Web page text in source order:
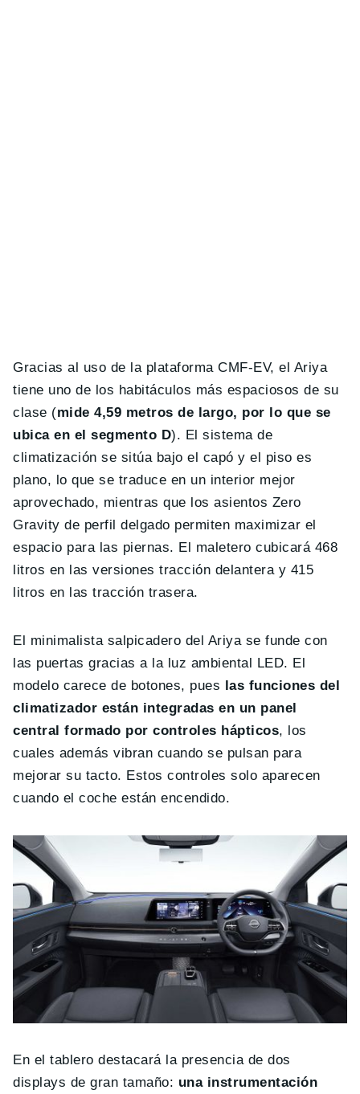
Gracias al uso de la plataforma CMF-EV, el Ariya
tiene uno de los habitáculos más espaciosos de su
clase (mide 4,59 metros de largo, por lo que se
ubica en el segmento D). El sistema de
climatización se sitúa bajo el capó y el piso es
plano, lo que se traduce en un interior mejor
aprovechado, mientras que los asientos Zero
Gravity de perfil delgado permiten maximizar el
espacio para las piernas. El maletero cubicará 468
litros en las versiones tracción delantera y 415
litros en las tracción trasera.
El minimalista salpicadero del Ariya se funde con
las puertas gracias a la luz ambiental LED. El
modelo carece de botones, pues las funciones del
climatizador están integradas en un panel
central formado por controles hápticos, los
cuales además vibran cuando se pulsan para
mejorar su tacto. Estos controles solo aparecen
cuando el coche están encendido.
En el tablero destacará la presencia de dos
displays de gran tamaño: una instrumentación